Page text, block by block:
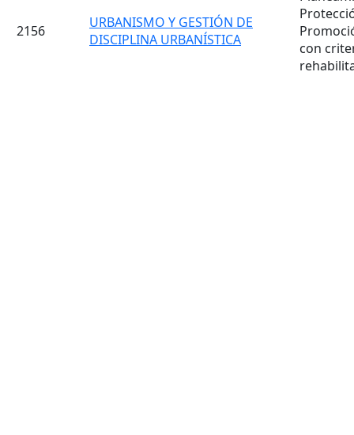
2156
URBANISMO Y GESTIÓN DE
DISCIPLINA URBANÍSTICA
con